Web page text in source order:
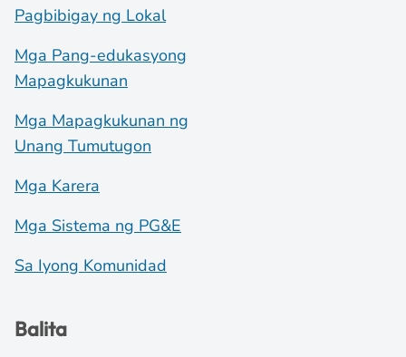
Pagbibigay ng Lokal
Mga Pang-edukasyong
Mapagkukunan
Mga Mapagkukunan ng
Unang Tumutugon
Mga Karera
Mga Sistema ng PG&E
Sa Iyong Komunidad
Balita